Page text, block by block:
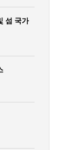
섬 국가